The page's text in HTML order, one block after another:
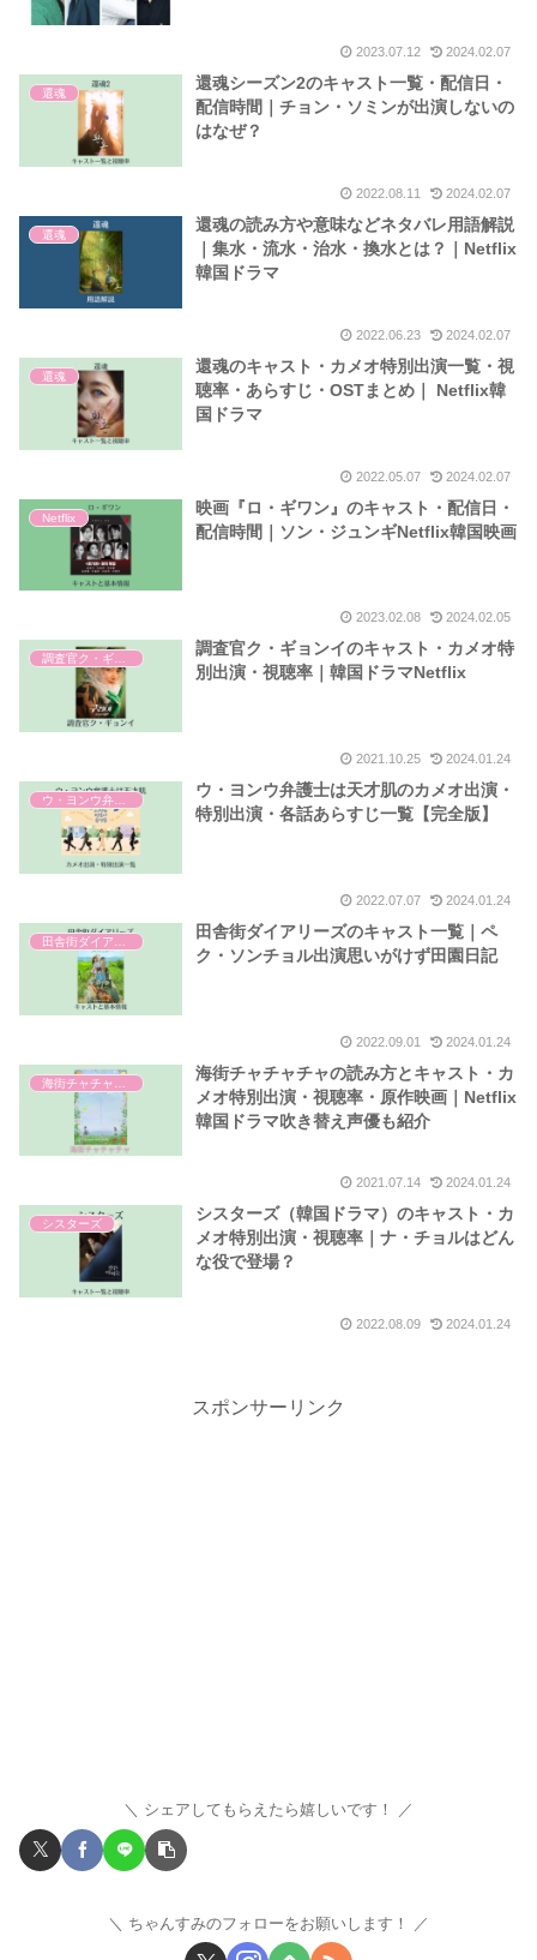
2023.07.12 2024.02.07
還魂
還魂シーズン2のキャスト一覧・配信日・
配信時間｜チョン・ソミンが出演しないの
はなぜ？
2022.08.11 2024.02.07
還魂
還魂の読み方や意味などネタバレ用語解説
｜集水・流水・治水・換水とは？｜Netflix
韓国ドラマ
2022.06.23 2024.02.07
還魂
還魂のキャスト・カメオ特別出演一覧・視
聴率・あらすじ・OSTまとめ｜ Netflix韓
国ドラマ
2022.05.07 2024.02.07
Netflix
映画『ロ・ギワン』のキャスト・配信日・
配信時間｜ソン・ジュンギNetflix韓国映画
2023.02.08 2024.02.05
調査官ク・ギョンイ
調査官ク・ギョンイのキャスト・カメオ特
別出演・視聴率｜韓国ドラマNetflix
2021.10.25 2024.01.24
ウ・ヨンウ弁護士は天才肌のカメオ出演・
特別出演・各話あらすじ一覧【完全版】
2022.07.07 2024.01.24
田舎街ダイアリーズのキャスト一覧｜ペ
ク・ソンチョル出演思いがけず田園日記
2022.09.01 2024.01.24
海街チャチャチャの読み方とキャスト・カ
メオ特別出演・視聴率・原作映画｜Netflix
韓国ドラマ吹き替え声優も紹介
2021.07.14 2024.01.24
シスターズ
シスターズ（韓国ドラマ）のキャスト・カ
メオ特別出演・視聴率｜ナ・チョルはどん
な役で登場？
2022.08.09 2024.01.24
スポンサーリンク
シェアしてもらえたら嬉しいです！
ちゃんすみのフォローをお願いします！